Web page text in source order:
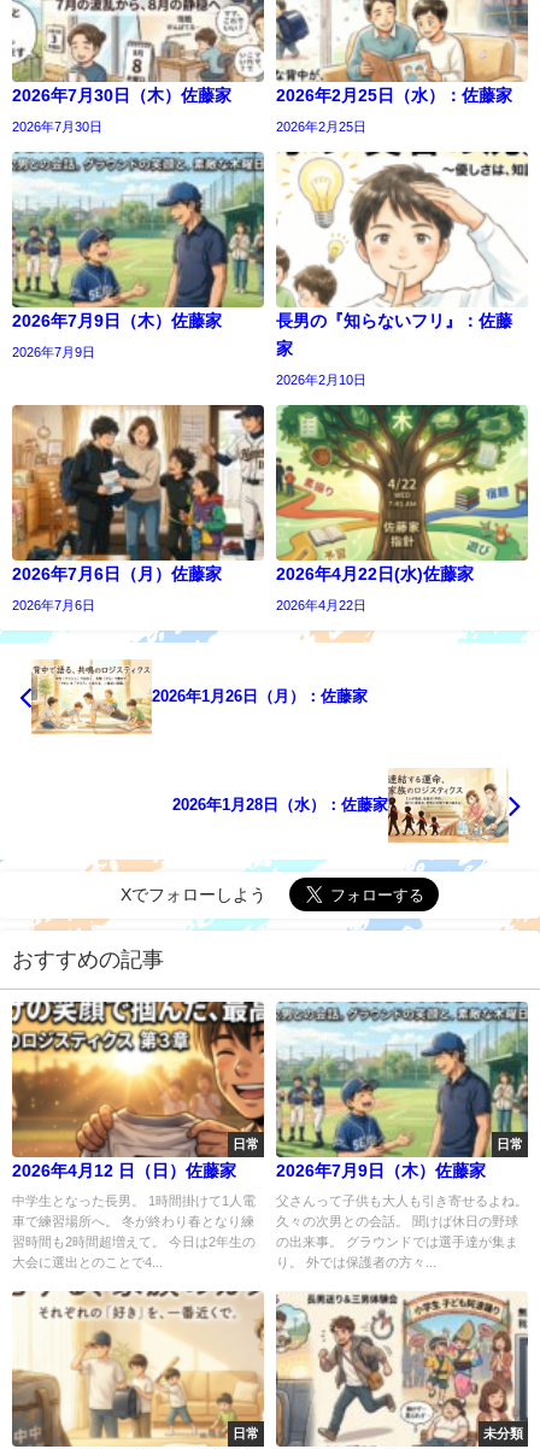
2026年7月30日（木）佐藤家
2026年7月30日
2026年2月25日（水）：佐藤家
2026年2月25日
2026年7月9日（木）佐藤家
2026年7月9日
長男の『知らないフリ』：佐藤
家
2026年2月10日
2026年7月6日（月）佐藤家
2026年7月6日
2026年4月22日(水)佐藤家
2026年4月22日
2026年1月26日（月）：佐藤家
2026年1月28日（水）：佐藤家
Xでフォローしよう
おすすめの記事
日常
2026年4月12 日（日）佐藤家
中学生となった長男。 1時間掛けて1人電
車で練習場所へ。 冬が終わり春となり練
習時間も2時間超増えて。 今日は2年生の
大会に選出とのことで4...
日常
2026年7月9日（木）佐藤家
父さんって子供も大人も引き寄せるよね。
久々の次男との会話。 聞けば休日の野球
の出来事。 グラウンドでは選手達が集ま
り。 外では保護者の方々...
日常 未分類